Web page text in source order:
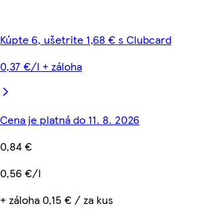
Kúpte 6, ušetrite 1,68 € s Clubcard
0,37 €/l + záloha
Cena je platná do 11. 8. 2026
0,84 €
0,56 €/l
+ záloha 0,15 € / za kus